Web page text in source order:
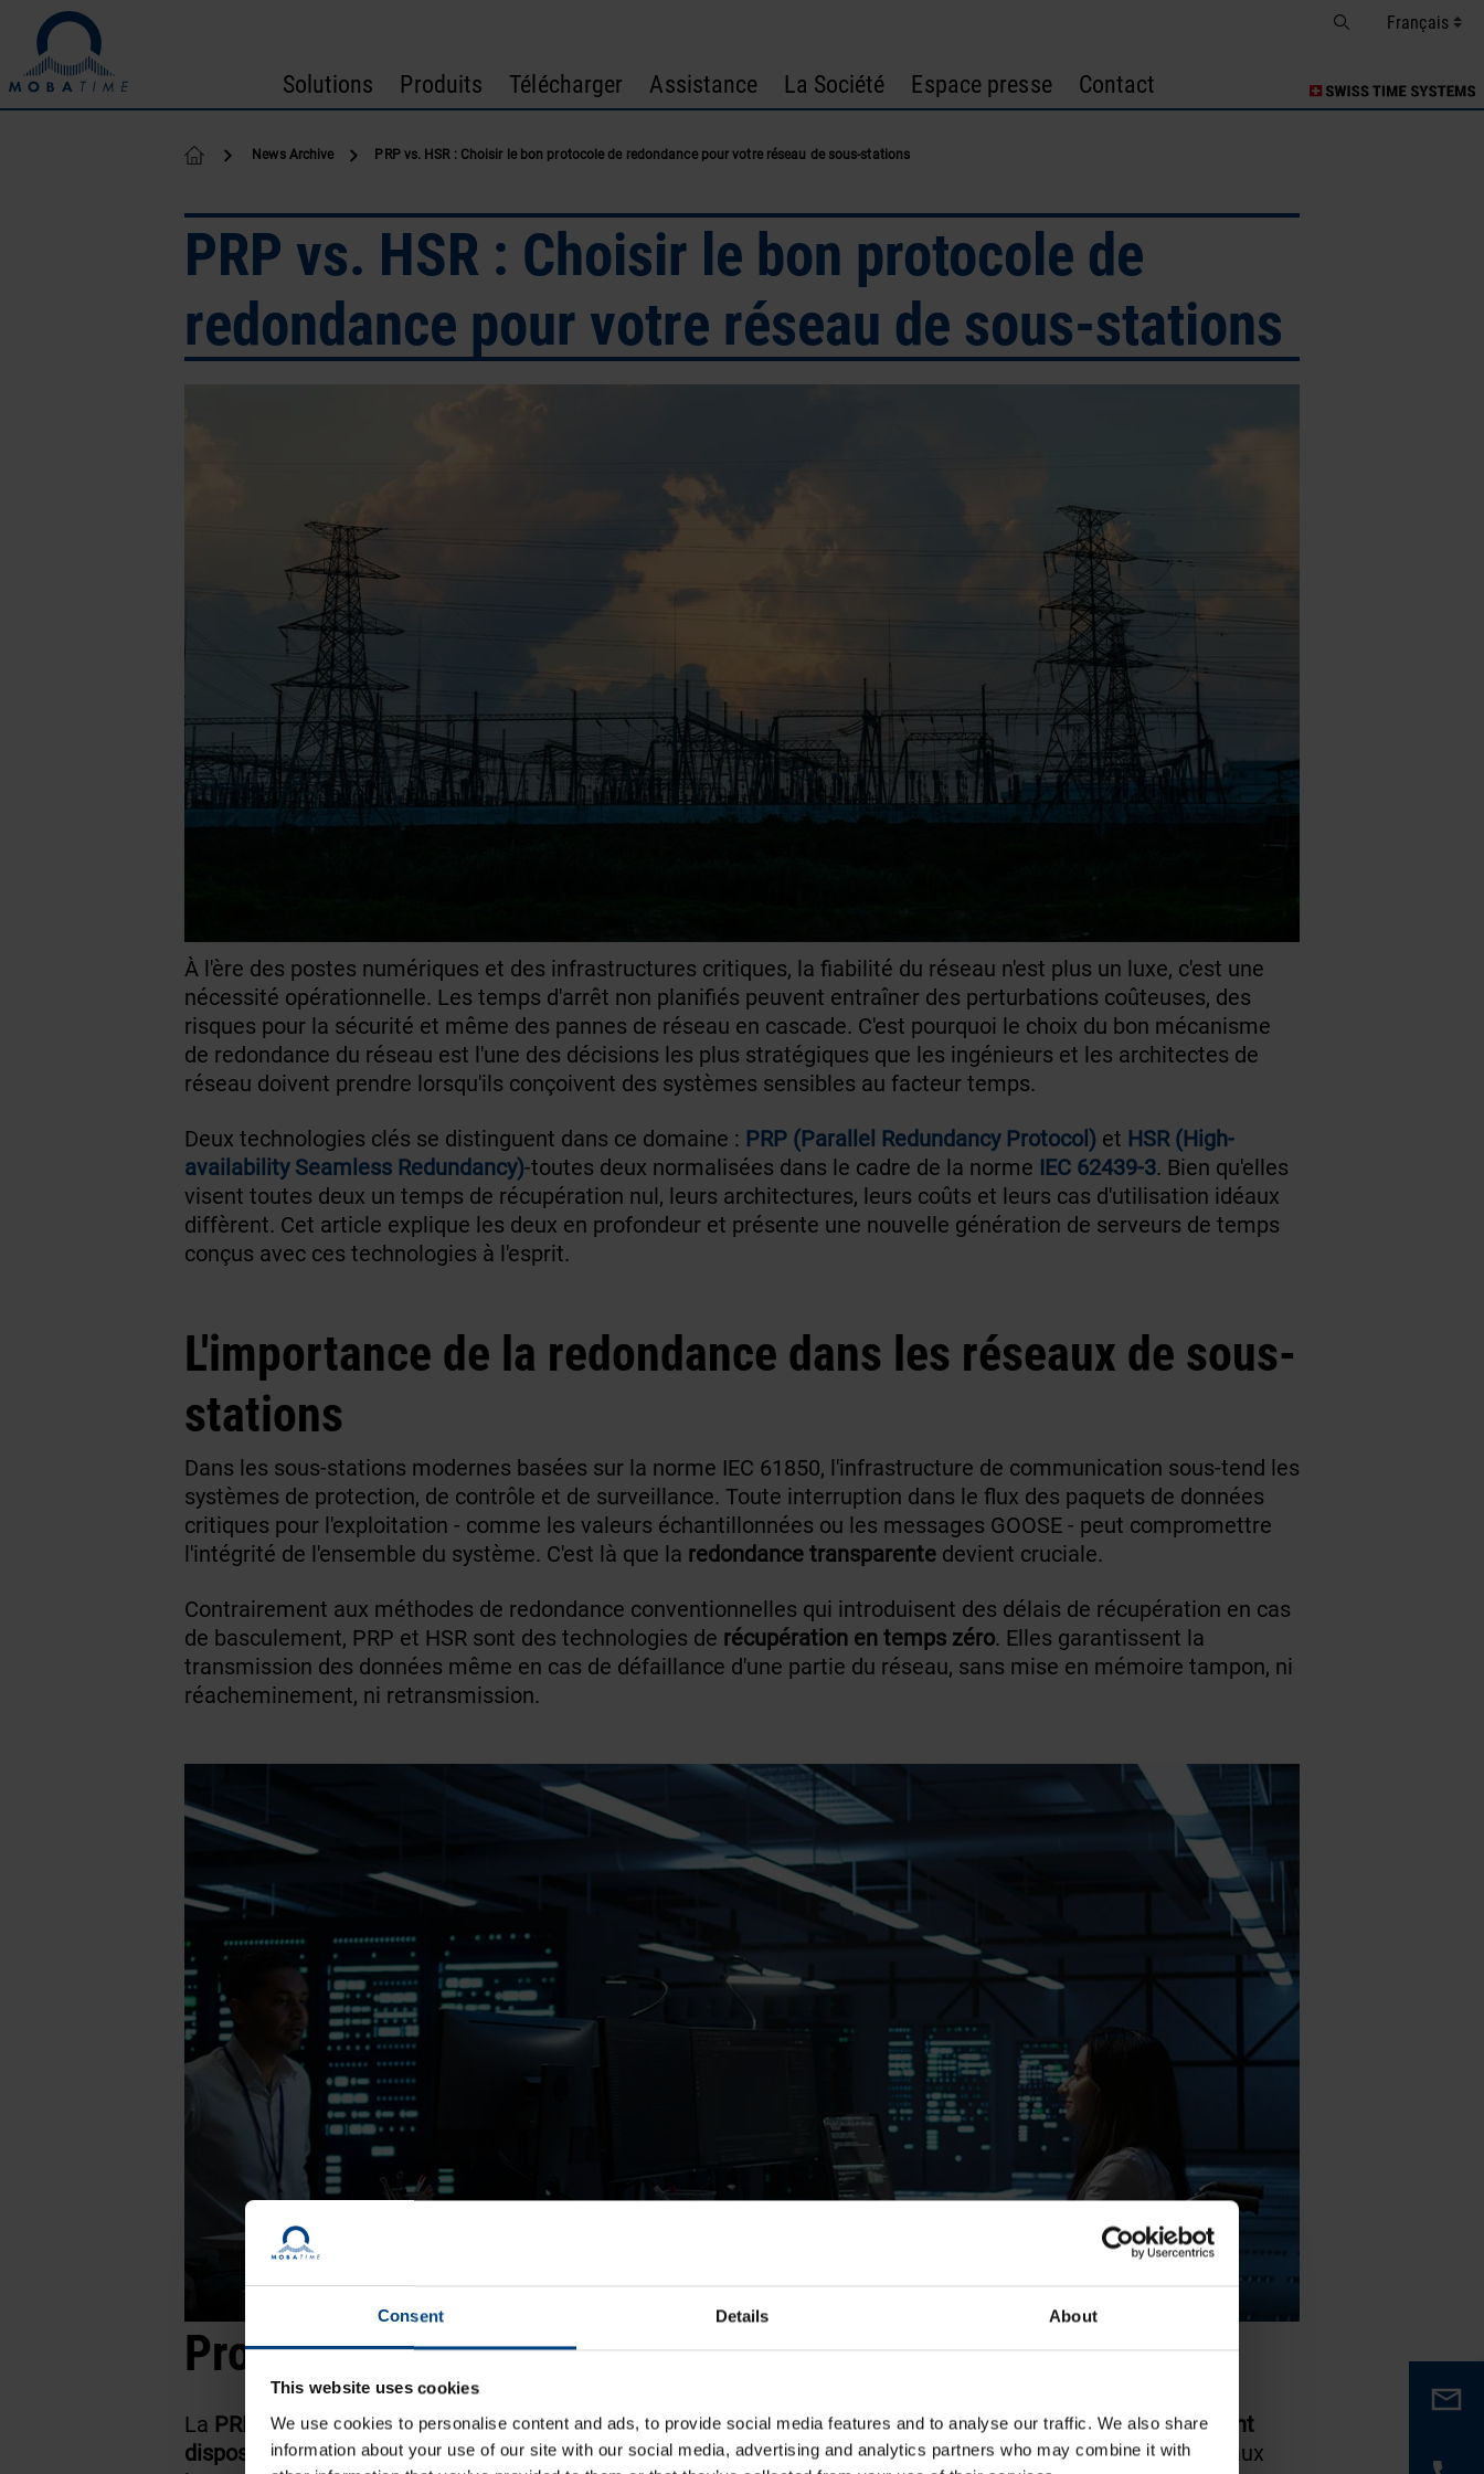
Consent Details About
This website uses cookies
We use cookies to personalise content and ads, to provide social media features and to analyse our traffic. We also share
information about your use of our site with our social media, advertising and analytics partners who may combine it with
Passer au contenu
Solutions Produits Télécharger Assistance La Société Espace presse Contact
News Archive PRP vs. HSR : Choisir le bon protocole de redondance pour votre réseau de sous-stations
PRP vs. HSR : Choisir le bon protocole de
redondance pour votre réseau de sous-stations
À l'ère des postes numériques et des infrastructures critiques, la fiabilité du réseau n'est plus un luxe, c'est une
nécessité opérationnelle. Les temps d'arrêt non planifiés peuvent entraîner des perturbations coûteuses, des
risques pour la sécurité et même des pannes de réseau en cascade. C'est pourquoi le choix du bon mécanisme
de redondance du réseau est l'une des décisions les plus stratégiques que les ingénieurs et les architectes de
réseau doivent prendre lorsqu'ils conçoivent des systèmes sensibles au facteur temps.
Deux technologies clés se distinguent dans ce domaine : PRP (Parallel Redundancy Protocol) et HSR (High-
availability Seamless Redundancy)-toutes deux normalisées dans le cadre de la norme IEC 62439-3. Bien qu'elles
visent toutes deux un temps de récupération nul, leurs architectures, leurs coûts et leurs cas d'utilisation idéaux
diffèrent. Cet article explique les deux en profondeur et présente une nouvelle génération de serveurs de temps
conçus avec ces technologies à l'esprit.
L'importance de la redondance dans les réseaux de sous-
stations
Dans les sous-stations modernes basées sur la norme IEC 61850, l'infrastructure de communication sous-tend les
systèmes de protection, de contrôle et de surveillance. Toute interruption dans le flux des paquets de données
critiques pour l'exploitation - comme les valeurs échantillonnées ou les messages GOOSE - peut compromettre
l'intégrité de l'ensemble du système. C'est là que la redondance transparente devient cruciale.
Contrairement aux méthodes de redondance conventionnelles qui introduisent des délais de récupération en cas
de basculement, PRP et HSR sont des technologies de récupération en temps zéro. Elles garantissent la
transmission des données même en cas de défaillance d'une partie du réseau, sans mise en mémoire tampon, ni
réacheminement, ni retransmission.
Protocole de redondance parallèle (PRP)
La PRP repose sur l'idée dedeux réseaux Ethernet distincts et indépendants (LAN A et LAN B), généralement
disposés en étoile. Chaque trame de données est dupliquée et transmise simultanément sur les deux réseaux